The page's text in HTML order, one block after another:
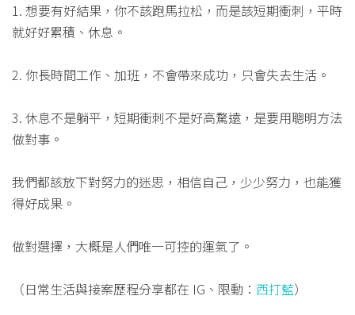
1. 想要有好結果，你不該跑馬拉松，而是該短期衝刺，平時
就好好累積、休息。
2. 你長時間工作、加班，不會帶來成功，只會失去生活。
3. 休息不是躺平，短期衝刺不是好高騖遠，是要用聰明方法
做對事。
我們都該放下對努力的迷思，相信自己，少少努力，也能獲
得好成果。
做對選擇，大概是人們唯一可控的運氣了。
（日常生活與接案歷程分享都在 IG、限動： 西打藍）